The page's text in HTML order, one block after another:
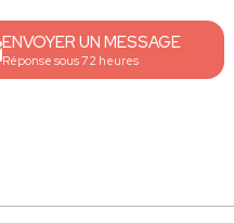
ENVOYER UN MESSAGE
Réponse sous 72 heures